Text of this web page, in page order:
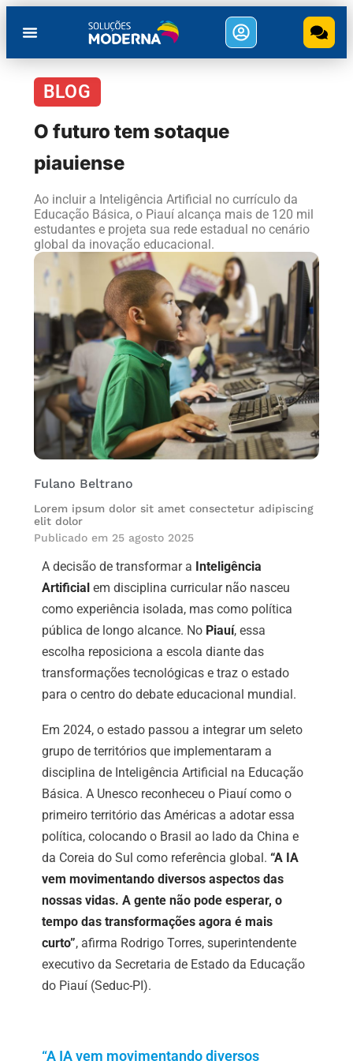
BLOG
O futuro tem sotaque
piauiense
Ao incluir a Inteligência Artificial no currículo da
Educação Básica, o Piauí alcança mais de 120 mil
estudantes e projeta sua rede estadual no cenário
global da inovação educacional.
Fulano Beltrano
Lorem ipsum dolor sit amet consectetur adipiscing
elit dolor
Publicado em 25 agosto 2025
A decisão de transformar a Inteligência
Artificial em disciplina curricular não nasceu
como experiência isolada, mas como política
pública de longo alcance. No Piauí, essa
escolha reposiciona a escola diante das
transformações tecnológicas e traz o estado
para o centro do debate educacional mundial.
Em 2024, o estado passou a integrar um seleto
grupo de territórios que implementaram a
disciplina de Inteligência Artificial na Educação
Básica. A Unesco reconheceu o Piauícomo o
primeiro território das Américas a adotar essa
política, colocando o Brasil ao lado da China e
da Coreia do Sul como referência global. “A IA
vem movimentando diversos aspectos das
nossas vidas. A gente não pode esperar, o
tempo das transformações agora é mais
curto”, afirma Rodrigo Torres, superintendente
executivo da Secretaria de Estado da Educação
do Piauí (Seduc-PI).
“A IA vem movimentando diversos